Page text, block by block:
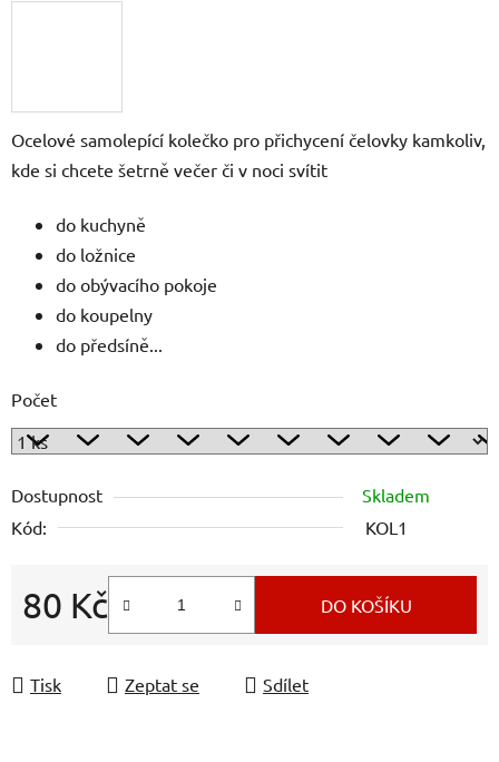
Ocelové samolepící kolečko pro přichycení čelovky kamkoliv,
kde si chcete šetrně večer či v noci svítit
do kuchyně
do ložnice
do obývacího pokoje
do koupelny
do předsíně...
Počet
Dostupnost
Skladem
Kód:
KOL1
80 Kč
Měrná cena:
DO KOŠÍKU
Tisk Zeptat se Sdílet